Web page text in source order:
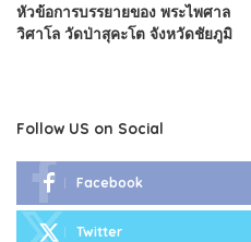
หัวข้อการบรรยายของ พระไพศาล
วิศาโล วัดป่าสุคะโต จังหวัดชัยภูมิ
Follow US on Social
Facebook
Twitter